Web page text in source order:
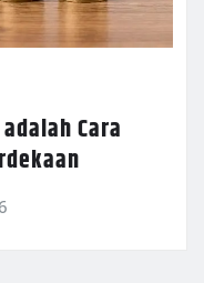
Cara